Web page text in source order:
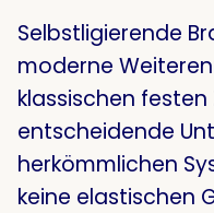
Selbstligierende
moderne
klassischen
entscheidende
herkömmlichen
keine elastischen